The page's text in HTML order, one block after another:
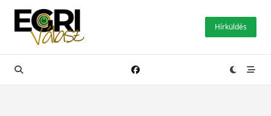
Skip
content
Hírküldés